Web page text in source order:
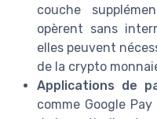
couche
opèrent sans
elles peuvent
de la crypto
Applications de
comme Google